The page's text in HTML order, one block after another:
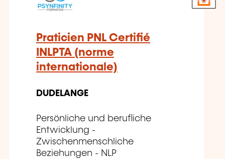
Praticien PNL Certifié
INLPTA (norme
internationale)
DUDELANGE
Persönliche und berufliche
Entwicklung -
Zwischenmenschliche
Beziehungen - NLP